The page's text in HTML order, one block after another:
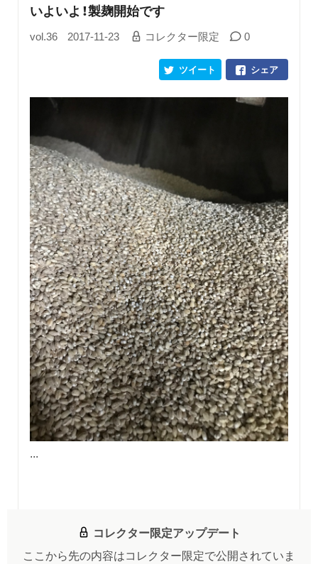
いよいよ！製麹開始です
vol.36 2017-11-23 コレクター限定 0
シェア
ツイート
...
コレクター限定アップデート
ここから先の内容はコレクター限定で公開されていま